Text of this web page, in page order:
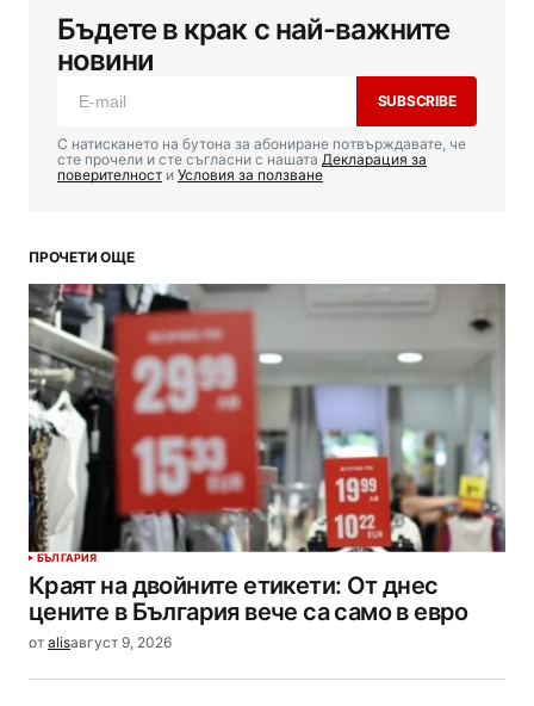
Бъдете в крак с най-важните
новини
SUBSCRIBE
С натискането на бутона за абониране потвърждавате, че
сте прочели и сте съгласни с нашата Декларация за
поверителност и Условия за ползване
ПРОЧЕТИ ОЩЕ
БЪЛГАРИЯ
Краят на двойните етикети: От днес
цените в България вече са само в евро
от alisавгуст 9, 2026